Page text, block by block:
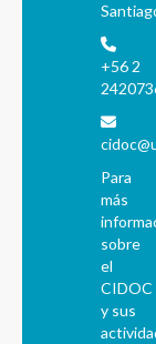
+56 2
Para
más
sobre
el
CIDOC
y sus